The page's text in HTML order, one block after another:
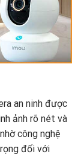
an ninh được
ảnh rõ nét và
công nghệ
đối với